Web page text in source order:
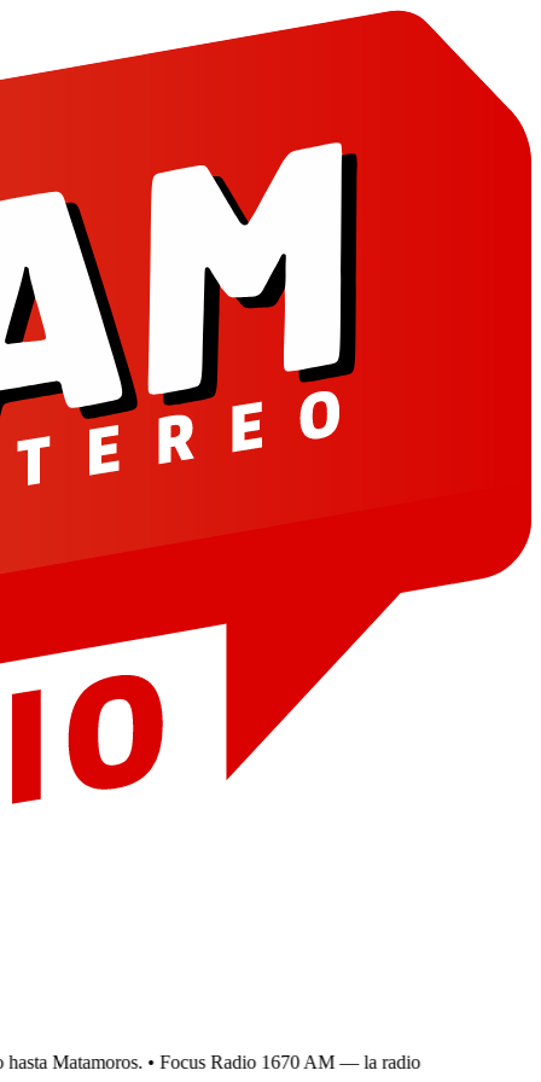
Matamoros. • Focus Radio 1670 AM — la radio